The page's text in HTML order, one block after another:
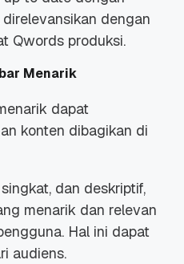
dengan
Qwords produksi.
Menarik
dapat
konten dibagikan di
dan deskriptif,
menarik dan relevan
Hal ini dapat
audiens.